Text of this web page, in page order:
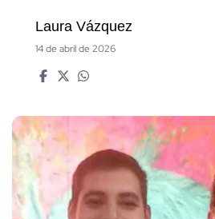
Laura Vázquez
14 de abril de 2026